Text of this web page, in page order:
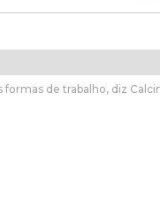
de trabalho, diz